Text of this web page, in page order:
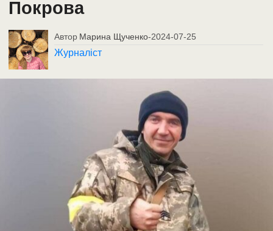
Покрова
Автор Марина Щученко-2024-07-25
Журналіст